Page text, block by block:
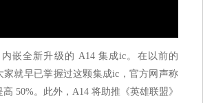
内嵌全新升级的 A14 集成ic。在以前的
家就早已掌握过这颗集成ic，官方网声称
50%。此外，A14 将助推《英雄联盟》